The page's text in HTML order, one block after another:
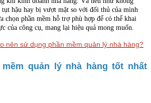
tụt hậu hay bị vượt mặt so với đối thủ của mình
chọn phần mềm hỗ trợ phù hợp để có thể khai
của công cụ, mang lại hiệu quả mong muốn.
nên sử dụng phần mềm quản lý nhà hàng?
mềm quản lý nhà hàng tốt nhất